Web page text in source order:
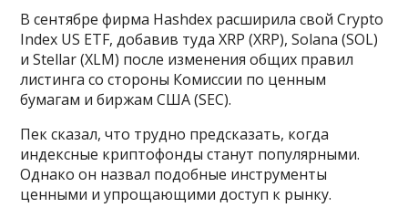
В сентябре фирма Hashdex расширила свой Crypto
Index US ETF, добавив туда XRP (XRP), Solana (SOL)
и Stellar (XLM) после изменения общих правил
листинга со стороны Комиссии по ценным
бумагам и биржам США (SEC).
Пек сказал, что трудно предсказать, когда
индексные криптофонды станут популярными.
Однако он назвал подобные инструменты
ценными и упрощающими доступ к рынку.